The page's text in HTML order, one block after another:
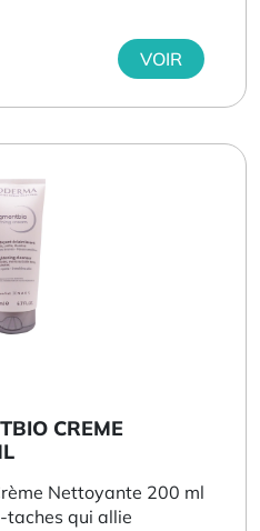
VOIR
CREME
Nettoyante 200 ml
taches qui allie